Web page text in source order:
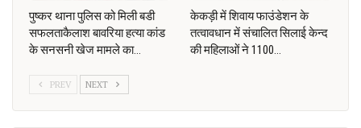
पुष्कर थाना पुलिस को मिली बडी
सफलताकैलाश बावरिया हत्या कांड
के सनसनी खेज मामले का…
केकड़ी में शिवाय फाउंडेशन के
तत्वावधान में संचालित सिलाई केन्द
की महिलाओं ने 1100…
PREV NEXT